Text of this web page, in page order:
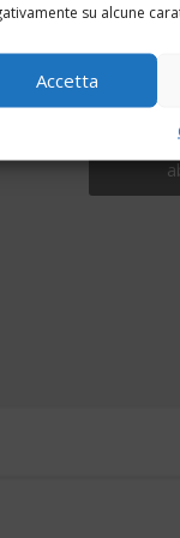
su alcune
Accetta
Fai clic